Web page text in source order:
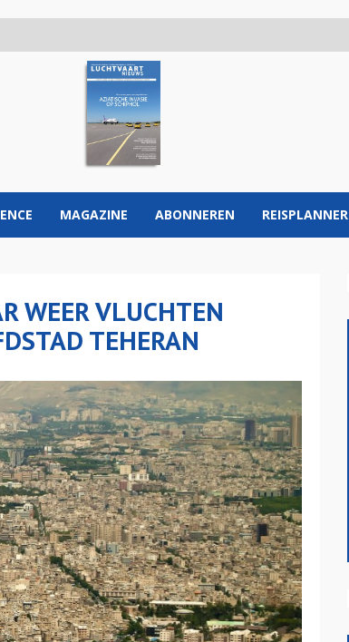
MAGAZINE ABONNEREN REISPLANNER
WEER VLUCHTEN
TEHERAN